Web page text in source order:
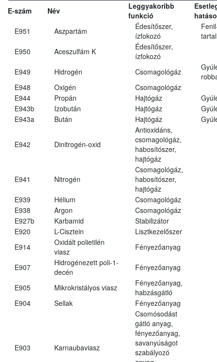
E-szám Név
Leggyakoribb
funkció
E951
Aszpartám
Édesítőszer,
ízfokozó
E950
Aceszulfám K
Édesítőszer,
ízfokozó
E949
Hidrogén Csomagológáz
E948
Oxigén
Csomagológáz
E944
Propán Hajtógáz
E943b
Izobután Hajtógáz
E943a
Bután Hajtógáz
E942 Dinitrogén-oxid
Antioxidáns,
csomagológáz,
habosítószer,
hajtógáz
E941 Nitrogén
Csomagológáz,
habosítószer,
hajtógáz
E939
Hélium
Csomagológáz
E938
Argon
Csomagológáz
E927b
Karbamid
Stabilizátor
E920
L-Cisztein
Lisztkezelőszer
E914
Oxidált polietilén
viasz
Fényezőanyag
E907
Hidrogénezett poli-1-
decén
Fényezőanyag
E905 Mikrokristályos viasz
Fényezőanyag,
habzásgátló
E904
Sellak Fényezőanyag
E903 Karnaubaviasz
Csomósodást
gátló anyag,
fényezőanyag,
savanyúságot
szabályozó